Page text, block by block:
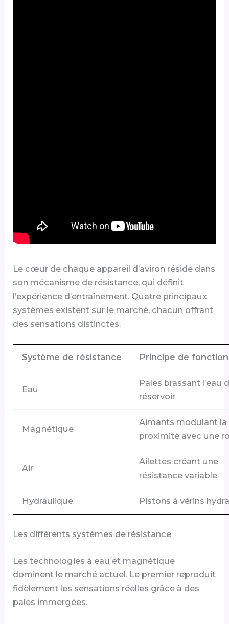
Le cœur de chaque appareil d’aviron réside dans
son mécanisme de résistance, qui définit
l’expérience d’entraînement. Quatre principaux
systèmes existent sur le marché, chacun offrant
des sensations distinctes.
Système de résistance Principe de
Eau
Pales brassant l’eau
réservoir
Magnétique
Aimants modulant la
proximité avec une
Air
Ailettes créant une
résistance variable
Hydraulique Pistons à vérins
Les différents systèmes de résistance
Les technologies à eau et magnétique
dominent le marché actuel. Le premier reproduit
fidèlement les sensations réelles grâce à des
pales immergées.